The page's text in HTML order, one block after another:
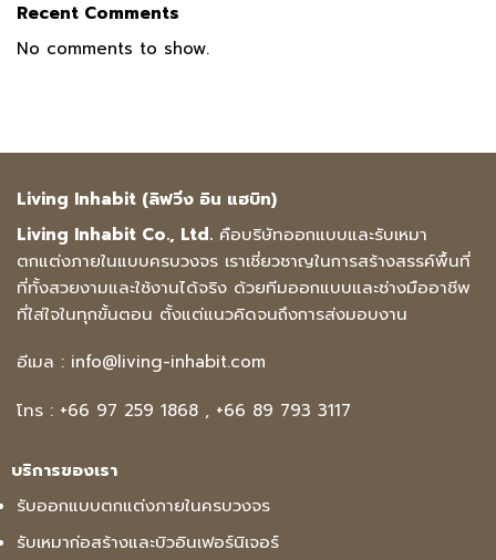
Recent Comments
No comments to show.
Living Inhabit (ลิฟวิ่ง อิน แฮบิท)
Living Inhabit Co., Ltd. คือบริษัทออกแบบและรับเหมา
ตกแต่งภายในแบบครบวงจร เราเชี่ยวชาญในการสร้างสรรค์พื้นที่
ที่ทั้งสวยงามและใช้งานได้จริง ด้วยทีมออกแบบและช่างมืออาชีพ
ที่ใส่ใจในทุกขั้นตอน ตั้งแต่แนวคิดจนถึงการส่งมอบงาน
อีเมล : info@living-inhabit.com
โทร : +66 97 259 1868 , +66 89 793 3117
ริการของเรา
รับออกแบบตกแต่งภายในครบวงจร
รับเหมาก่อสร้างและบิวอินเฟอร์นิเจอร์